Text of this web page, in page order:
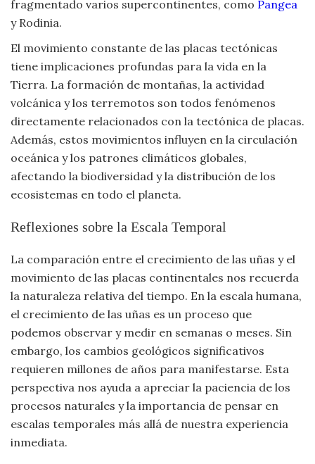
fragmentado varios supercontinentes, como Pangea
y Rodinia.
El movimiento constante de las placas tectónicas
tiene implicaciones profundas para la vida en la
Tierra. La formación de montañas, la actividad
volcánica y los terremotos son todos fenómenos
directamente relacionados con la tectónica de placas.
Además, estos movimientos influyen en la circulación
oceánica y los patrones climáticos globales,
afectando la biodiversidad y la distribución de los
ecosistemas en todo el planeta.
Reflexiones sobre la Escala Temporal
La comparación entre el crecimiento de las uñas y el
movimiento de las placas continentales nos recuerda
la naturaleza relativa del tiempo. En la escala humana,
el crecimiento de las uñas es un proceso que
podemos observar y medir en semanas o meses. Sin
embargo, los cambios geológicos significativos
requieren millones de años para manifestarse. Esta
perspectiva nos ayuda a apreciar la paciencia de los
procesos naturales y la importancia de pensar en
escalas temporales más allá de nuestra experiencia
inmediata.